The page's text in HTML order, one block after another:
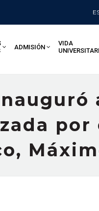
ADMISIÓN
VIDA